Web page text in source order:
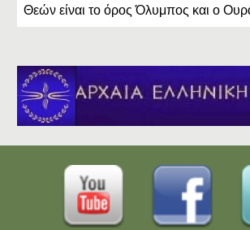
Θεών είναι το όρος Όλυμπος και ο